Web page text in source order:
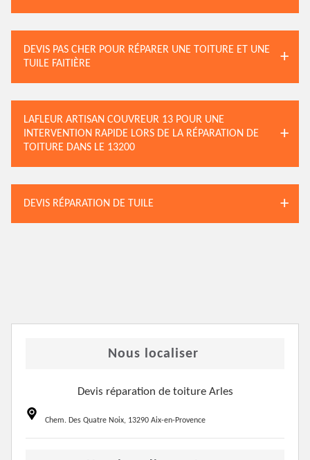
DEVIS PAS CHER POUR RÉPARER UNE TOITURE ET UNE
TUILE FAITIÈRE
LAFLEUR ARTISAN COUVREUR 13 POUR UNE
INTERVENTION RAPIDE LORS DE LA RÉPARATION DE
TOITURE DANS LE 13200
DEVIS RÉPARATION DE TUILE
Nous localiser
Devis réparation de toiture Arles
Chem. Des Quatre Noix, 13290 Aix-en-Provence